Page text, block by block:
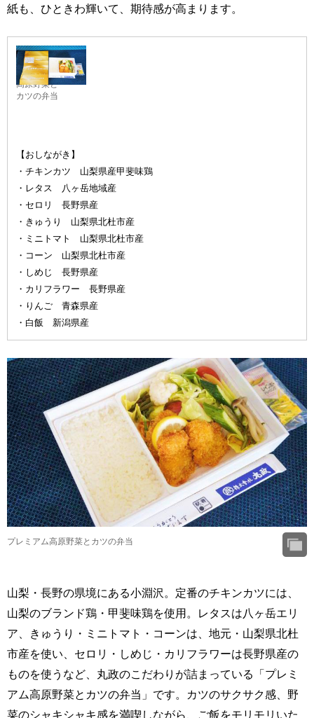
紙も、ひときわ輝いて、期待感が高まります。
プレミアム
高原野菜と
カツの弁当
【おしながき】
・チキンカツ 山梨県産甲斐味鶏
・レタス 八ヶ岳地域産
・セロリ 長野県産
・きゅうり 山梨県北杜市産
・ミニトマト 山梨県北杜市産
・コーン 山梨県北杜市産
・しめじ 長野県産
・カリフラワー 長野県産
・りんご 青森県産
・白飯 新潟県産
プレミアム高原野菜とカツの弁当
山梨・長野の県境にある小淵沢。定番のチキンカツには、
山梨のブランド鶏・甲斐味鶏を使用。レタスは八ヶ岳エリ
ア、きゅうり・ミニトマト・コーンは、地元・山梨県北杜
市産を使い、セロリ・しめじ・カリフラワーは長野県産の
ものを使うなど、丸政のこだわりが詰まっている「プレミ
アム高原野菜とカツの弁当」です。カツのサクサク感、野
菜のシャキシャキ感を満喫しながら、ご飯をモリモリいた